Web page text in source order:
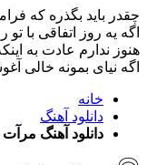
چقدر باید بگذره که
اگه یه روز اتفاقی با
هنوز ندارم عادت به
اگه نیای بمونه خالی
خانه
دانلود آهنگ
دانلود آهنگ